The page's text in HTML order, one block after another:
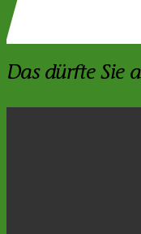
Das dürfte Sie